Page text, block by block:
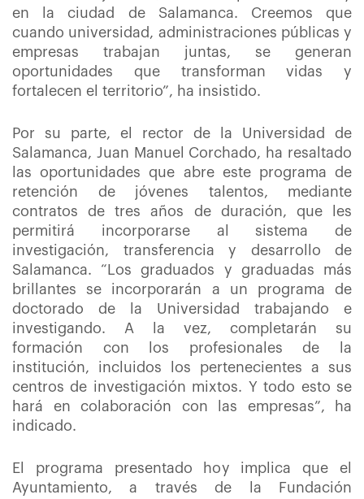
en la ciudad de Salamanca. Creemos que
cuando universidad, administraciones públicas y
empresas trabajan juntas, se generan
oportunidades que transforman vidas y
fortalecen el territorio”, ha insistido.
Por su parte, el rector de la Universidad de
Salamanca, Juan Manuel Corchado, ha resaltado
las oportunidades que abre este programa de
retención de jóvenes talentos, mediante
contratos de tres años de duración, que les
permitirá incorporarse al sistema de
investigación, transferencia y desarrollo de
Salamanca. “Los graduados y graduadas más
brillantes se incorporarán a un programa de
doctorado de la Universidad trabajando e
investigando. A la vez, completarán su
formación con los profesionales de la
institución, incluidos los pertenecientes a sus
centros de investigación mixtos. Y todo esto se
hará en colaboración con las empresas”, ha
indicado.
El programa presentado hoy implica que el
Ayuntamiento, a través de la Fundación